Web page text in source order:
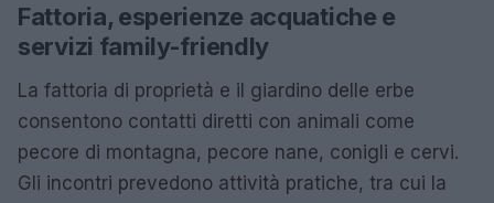
Fattoria, esperienze acquatiche e
servizi family-friendly
La fattoria di proprietà e il giardino delle erbe
consentono contatti diretti con animali come
pecore di montagna, pecore nane, conigli e cervi.
Gli incontri prevedono attività pratiche, tra cui la